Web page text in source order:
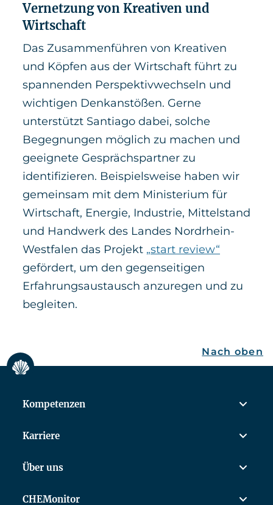
Vernetzung von Kreativen und
Wirtschaft
Das Zusammenführen von Kreativen
und Köpfen aus der Wirtschaft führt zu
spannenden Perspektivwechseln und
wichtigen Denkanstößen. Gerne
unterstützt Santiago dabei, solche
Begegnungen möglich zu machen und
geeignete Gesprächspartner zu
identifizieren. Beispielsweise haben wir
gemeinsam mit dem Ministerium für
Wirtschaft, Energie, Industrie, Mittelstand
und Handwerk des Landes Nordrhein-
Westfalen das Projekt „start review“
gefördert, um den gegenseitigen
Erfahrungsaustausch anzuregen und zu
begleiten.
Nach oben
Kompetenzen
Karriere
Über uns
CHEMonitor